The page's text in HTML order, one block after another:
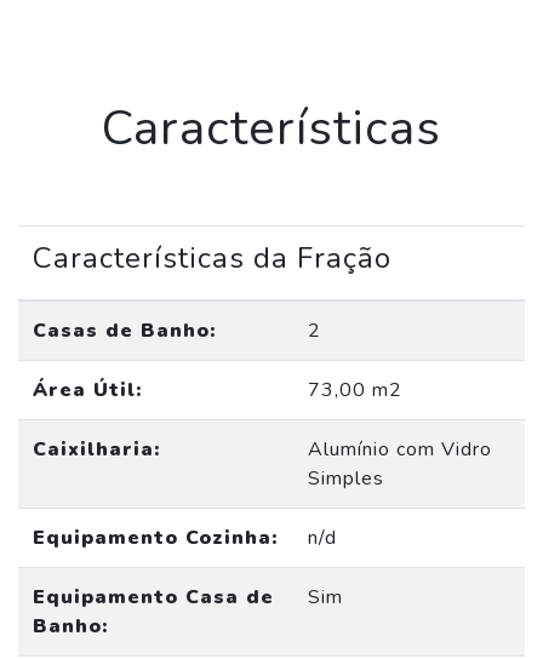
Características
Características da Fração
Casas de Banho: 2
Área Útil: 73,00 m2
Caixilharia:
Alumínio com Vidro
Simples
Equipamento Cozinha: n/d
Equipamento Casa de
Banho:
Sim